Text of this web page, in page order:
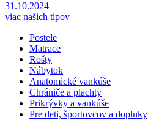
31.10.2024
viac našich tipov
Postele
Matrace
Rošty
Nábytok
Anatomické vankúše
Chrániče a plachty
Prikrývky a vankúše
Pre deti, športovcov a doplnky